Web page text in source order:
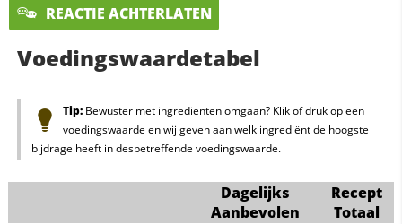
REACTIE ACHTERLATEN
Voedingswaardetabel
Tip:Bewuster met ingrediënten omgaan? Klik of druk op een
voedingswaarde en wij geven aan welk ingrediënt de hoogste
bijdrage heeft in desbetreffende voedingswaarde.
Dagelijks
Aanbevolen
Recept
Totaal